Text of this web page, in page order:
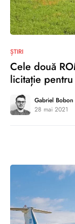
ȘTIRI
Cele două
licitație
Gabriel Bobon
28 mai 2021